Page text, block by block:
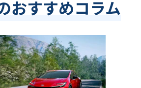
おすすめコラム